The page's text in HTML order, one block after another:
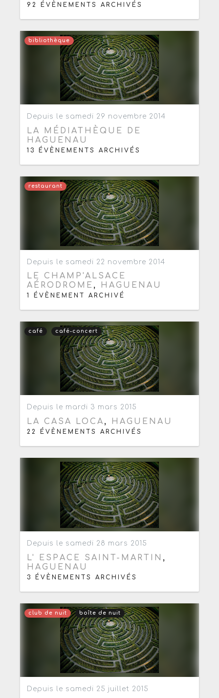
92 ÉVÈNEMENTS ARCHIVÉS
bibliothèque
Depuis le samedi 29 novembre 2014
LA MÉDIATHÈQUE DE
HAGUENAU
13 ÉVÈNEMENTS ARCHIVÉS
restaurant
Depuis le samedi 22 novembre 2014
LE CHAMP'ALSACE
AÉRODROME , HAGUENAU
1 ÉVÈNEMENT ARCHIVÉ
café café-concert
Depuis le mardi 3 mars 2015
LA CASA LOCA , HAGUENAU
22 ÉVÈNEMENTS ARCHIVÉS
Depuis le samedi 28 mars 2015
L' ESPACE SAINT-MARTIN ,
HAGUENAU
3 ÉVÈNEMENTS ARCHIVÉS
club de nuit boîte de nuit
Depuis le samedi 25 juillet 2015